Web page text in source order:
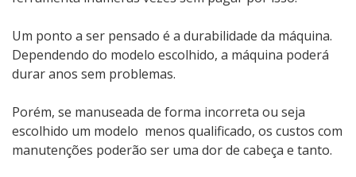
Um ponto a ser pensado é a durabilidade da máquina.
Dependendo do modelo escolhido, a máquina poderá
durar anos sem problemas.
Porém, se manuseada de forma incorreta ou seja
escolhido um modelo menos qualificado, os custos com
manutenções poderão ser uma dor de cabeça e tanto.